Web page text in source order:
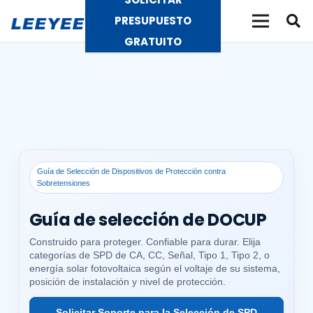
PRESUPUESTO
GRATUITO
Guía de Selección de Dispositivos de Protección contra
Sobretensiones
Guía de selección de DOCUP
Construido para proteger. Confiable para durar. Elija
categorías de SPD de CA, CC, Señal, Tipo 1, Tipo 2, o
energía solar fotovoltaica según el voltaje de su sistema,
posición de instalación y nivel de protección.